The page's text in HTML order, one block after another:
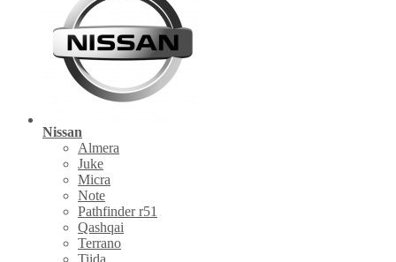
Nissan
Almera
Juke
Micra
Note
Pathfinder r51
Qashqai
Terrano
Tiida